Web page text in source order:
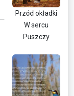
Przód okładki
W sercu
Puszczy